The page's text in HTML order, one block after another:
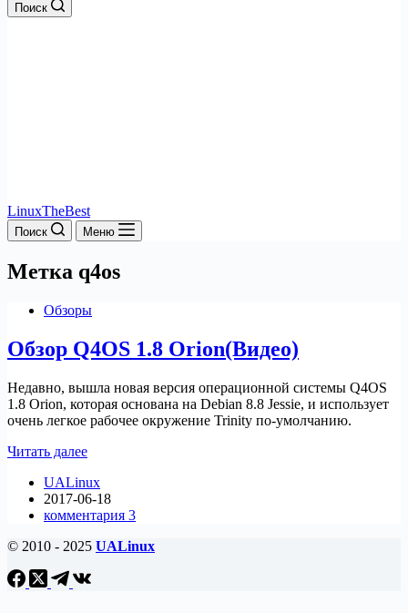
Поиск
LinuxTheBest
Поиск Меню
Метка q4os
Обзоры
Обзор Q4OS 1.8 Orion(Видео)
Недавно, вышла новая версия операционной системы Q4OS
1.8 Orion, которая основана на Debian 8.8 Jessie, и использует
очень легкое рабочее окружение Trinity по-умолчанию.
Читать далееОбзор
1.8
Orion(Видео)
UALinux
2017-06-18
комментария 3
© 2010 - 2025 UALinux